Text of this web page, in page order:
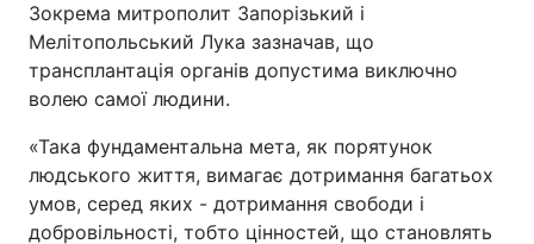
Зокрема митрополит Запорізький і
Мелітопольський Лука зазначав, що
трансплантація органів допустима виключно
волею самої людини.
«Така фундаментальна мета, як порятунок
людського життя, вимагає дотримання багатьох
умов, серед яких - дотримання свободи і
добровільності, тобто цінностей, що становлять